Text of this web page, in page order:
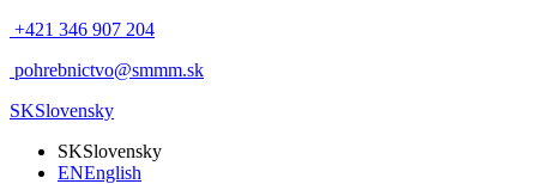
+421 346 907 204
pohrebnictvo@smmm.sk
SKSlovensky
SKSlovensky
ENEnglish